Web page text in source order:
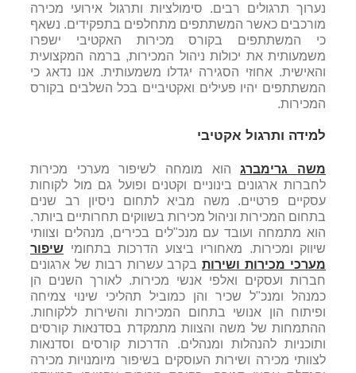
נערוך תרגולים רבים. סימולציות ותרגול אירועי מכירה
מורכבים כאשר המשתתפים מתחלפים בתפקידים. נשאף
כי המשתתפים בקורס מכירות האקטיבי ישפרו
משמעותית את יכולות ניהול המכירות, ברמה המקצועית
והאישית. אחוזי הסגירה יגדלו משמעותית. אנו נדאג כי
המשתתפים יהיו פעילים ואקטיביים בכל השלבים בקורס
המכירות.
למידה ותרגול אקטיבי
משה גרימברגהוא מומחה לשיפור מערכי מכירות
לחברות ארגונים בינוניים וקטנים ופועל גם מול לקוחות
עסקיים פרטיים. משה מביא לתחום ניסיון רב שנים
בתחום המכירות וניהול מכירות בשווקים תחרותיים ביותר.
הוא מתמחה ועובד עם מנכ"לים בכירים, מנהלים וצוותי
שיווק ומכירות. מאחוריו ביצוע הדרכות בתחומי שיפור
מערכי מכירות ושירותבקרב עשרות רבות של ארגונים
חברות ועסקים ואלפי אנשי מכירות. לאורך השנים הן
כמנהל ומנכ"ל שכיר והן כמוביל תהליכי שינוי צמיחה
ופיתוח הון אנושי בתחום המכירות והשירות ללקוחות.
ההתמחות של משה והצוות מתמקדת בסדנאות קורסים
ותוכניות להנהלות ומנהלים. הדרכות קורסים וסדנאות
לצוותי מכירה ושירות העוסקים בשיפור מיומנויות מכירה